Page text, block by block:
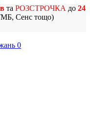
та РОЗСТРОЧКА до 24
Сенс тощо)
0